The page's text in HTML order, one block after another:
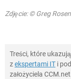
Zdjęcie: © Greg
Treści, które
zekspertami IT i
założyciela